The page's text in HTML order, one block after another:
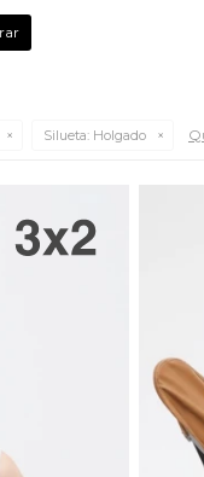
Silueta: Holgado